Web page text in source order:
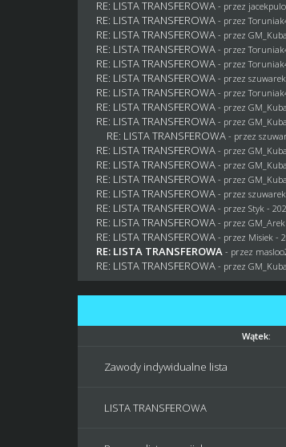
RE: LISTA TRANSFEROWA - przez jacekpulo
RE: LISTA TRANSFEROWA - przez
RE: LISTA TRANSFEROWA - przezGM_Kuba
RE: LISTA TRANSFEROWA - przez
RE: LISTA TRANSFEROWA - przez
RE: LISTA TRANSFEROWA - przezszuwarek
RE: LISTA TRANSFEROWA - przez
RE: LISTA TRANSFEROWA - przezGM_Kuba
RE: LISTA TRANSFEROWA - przezGM_Kuba
RE: LISTA TRANSFEROWA - przez
RE: LISTA TRANSFEROWA - przezGM_Kuba
RE: LISTA TRANSFEROWA - przezGM_Kuba
RE: LISTA TRANSFEROWA - przezGM_Kuba
RE: LISTA TRANSFEROWA - przezszuwarek
RE: LISTA TRANSFEROWA - przezStyk -
RE: LISTA TRANSFEROWA - przezGM_Arek
RE: LISTA TRANSFEROWA - przez Misiek -
RE: LISTA TRANSFEROWA - przez
RE: LISTA TRANSFEROWA - przezGM_Kuba
Wątek:
Zawody indywidualne lista
LISTA TRANSFEROWA